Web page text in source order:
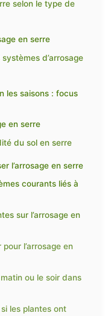
selon le type de
en serre
d’arrosage
les saisons : focus
en serre
du sol en serre
l’arrosage en serre
courants liés à
sur l’arrosage en
l’arrosage en
ou le soir dans
les plantes ont